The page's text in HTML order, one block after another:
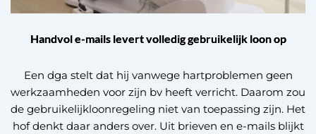
Handvol e-mails levert volledig gebruikelijk loon op
Een dga stelt dat hij vanwege hartproblemen geen
werkzaamheden voor zijn bv heeft verricht. Daarom zou
de gebruikelijkloonregeling niet van toepassing zijn. Het
hof denkt daar anders over. Uit brieven en e-mails blijkt